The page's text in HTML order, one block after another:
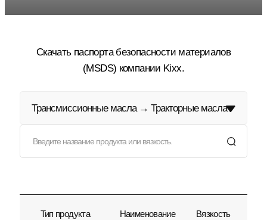
Скачать паспорта безопасности материалов
(MSDS) компании Kixx.
Трансмиссионные масла → Тракторные масла
Тип продукта
Наименование
Вязкость